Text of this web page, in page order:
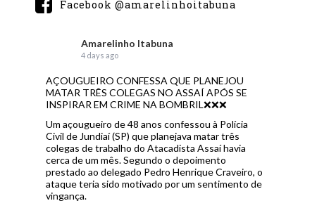
Facebook @amarelinhoitabuna
Amarelinho Itabuna
4 days ago
AÇOUGUEIRO CONFESSA QUE PLANEJOU
MATAR TRÊS COLEGAS NO ASSAÍ APÓS SE
INSPIRAR EM CRIME NA BOMBRIL❌❌❌
Um açougueiro de 48 anos confessou à Polícia
Civil de Jundiaí (SP) que planejava matar três
colegas de trabalho do Atacadista Assaí havia
cerca de um mês. Segundo o depoimento
prestado ao delegado Pedro Henrique Craveiro, o
ataque teria sido motivado por um sentimento de
vingança.